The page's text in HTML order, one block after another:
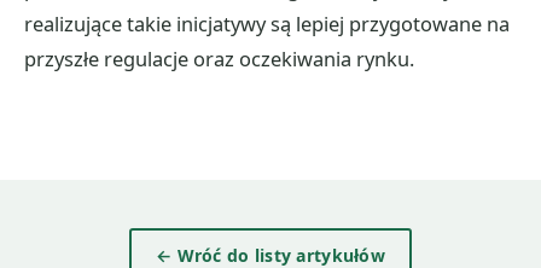
realizujące takie inicjatywy są lepiej przygotowane na
przyszłe regulacje oraz oczekiwania rynku.
← Wróć do listy artykułów